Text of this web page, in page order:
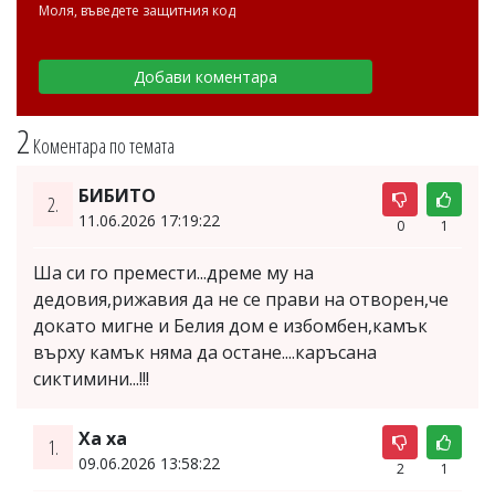
2 Коментара по темата
2. БИБИТО
11.06.2026 17:19:22 0 1
Ша си го премести...дреме му на
дедовия,рижавия да не се прави на отворен,че
докато мигне и Белия дом е избомбен,камък
върху камък няма да остане....каръсана
сиктимини...!!!
1. Ха ха
09.06.2026 13:58:22 2 1
Моля, въведете защитния код